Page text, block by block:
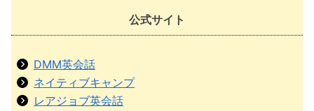
公式サイト
DMM英会話
ネイティブキャンプ
レアジョブ英会話